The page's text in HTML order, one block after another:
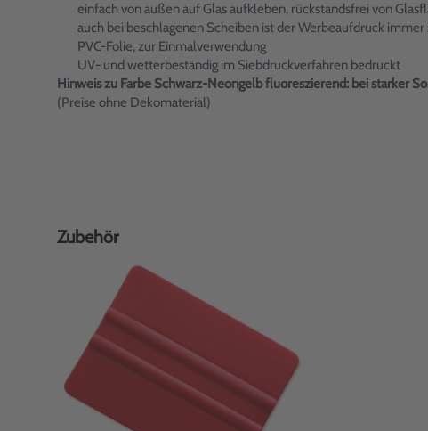
einfach von außen auf Glas aufkleben, rückstandsfrei von
auch bei beschlagenen Scheiben ist der Werbeaufdruck immer
PVC-Folie, zur Einmalverwendung
UV- und wetterbeständig im Siebdruckverfahren bedruckt
Hinweis zu Farbe Schwarz-Neongelb fluoreszierend: bei starker
(Preise ohne Dekomaterial)
Zubehör